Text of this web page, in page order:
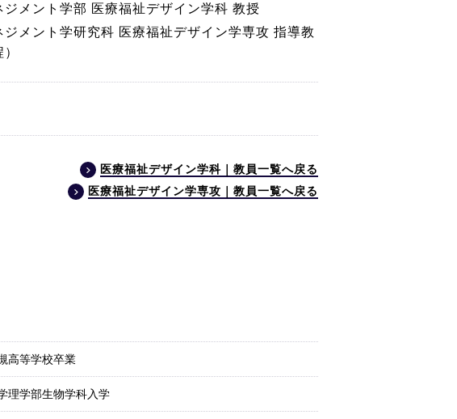
ジメント学部 医療福祉デザイン学科 教授
ジメント学研究科 医療福祉デザイン学専攻 指導教
医療福祉デザイン学科｜教員一覧へ戻る
医療福祉デザイン学専攻｜教員一覧へ戻る
高等学校卒業
理学部生物学科入学